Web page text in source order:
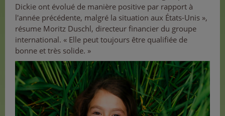
Dickie ont évolué de manière positive par rapport à
l'année précédente, malgré la situation aux États-Unis »,
résume Moritz Duschl, directeur financier du groupe
international. « Elle peut toujours être qualifiée de
bonne et très solide. »